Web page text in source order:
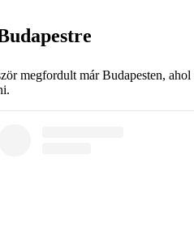
megfordult már Budapesten,